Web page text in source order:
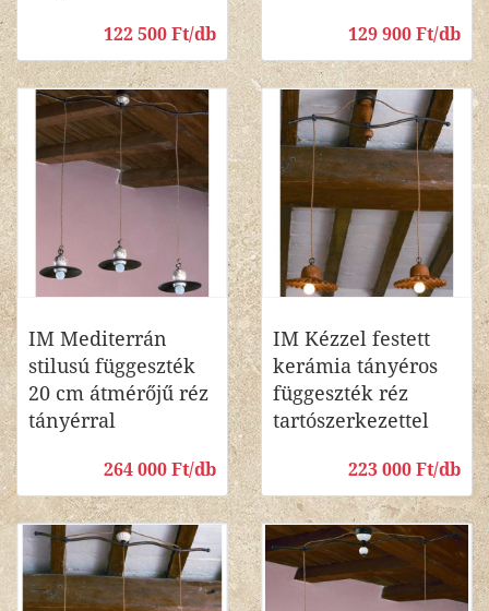
122 500 Ft/db 129 900 Ft/db
IM Mediterrán
stilusú függeszték
20 cm átmérőjű réz
tányérral
264 000 Ft/db
IM Kézzel festett
kerámia tányéros
függeszték réz
tartószerkezettel
223 000 Ft/db